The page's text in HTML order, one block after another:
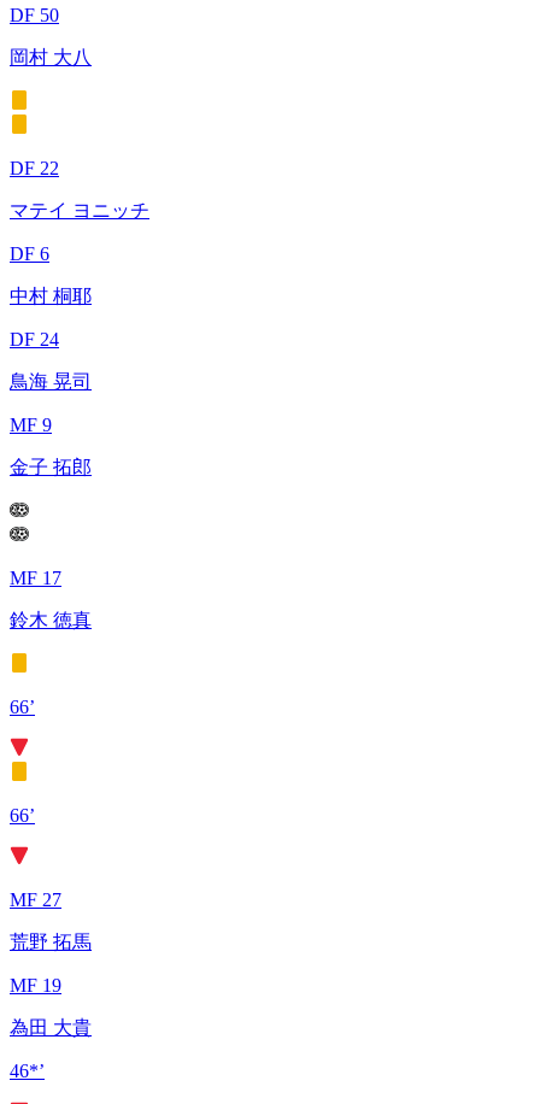
DF 50
岡村 大八
DF 22
マテイ ヨニッチ
DF 6
中村 桐耶
DF 24
鳥海 晃司
MF 9
金子 拓郎
MF 17
鈴木 徳真
66’
66’
MF 27
荒野 拓馬
MF 19
為田 大貴
46*’